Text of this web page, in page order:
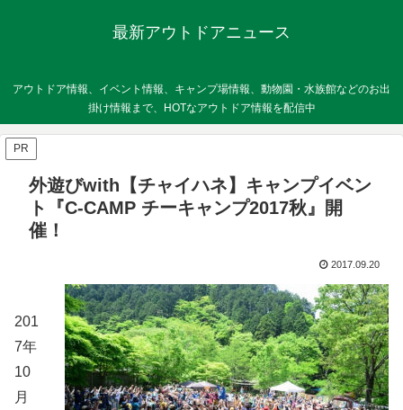
最新アウトドアニュース
アウトドア情報、イベント情報、キャンプ場情報、動物園・水族館などのお出
掛け情報まで、HOTなアウトドア情報を配信中
PR
外遊びwith【チャイハネ】キャンプイベン
ト『C-CAMP チーキャンプ2017秋』開
催！
2017.09.20
201
7年
10
月